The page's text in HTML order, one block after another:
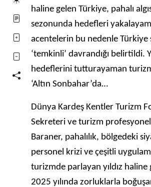
haline gelen Türkiye, pahalı
sezonunda hedefleri
acentelerin bu nedenle Türkiye
‘temkinli’ davrandığı belirtildi.
hedeflerini tutturayaman
‘Altın Sonbahar’da…
Dünya Kardeş Kentler Turizm
Sekreteri ve turizm
Baraner, pahalılık, bölgedeki
personel krizi ve çeşitli
turizmde parlayan yıldız haline
2025 yılında zorluklarla